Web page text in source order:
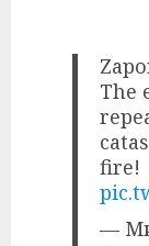
The
fire!
—